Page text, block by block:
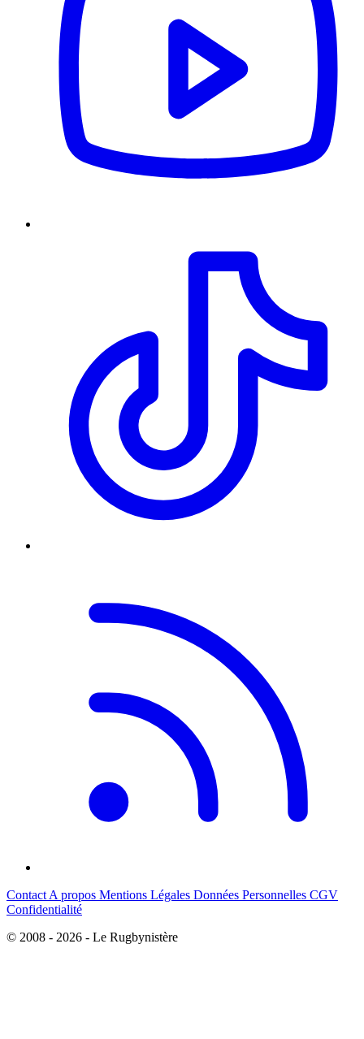
Contact A propos Mentions Légales Données Personnelles CGV
Confidentialité
© 2008 - 2026 - Le Rugbynistère